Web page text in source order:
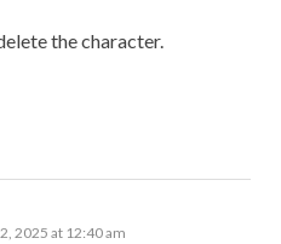
the character.
2025 at 12:40 am